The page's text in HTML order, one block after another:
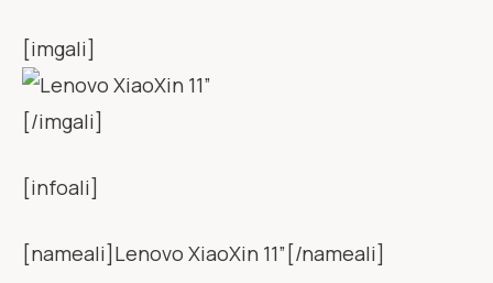
[imgali]
[/imgali]
[infoali]
[nameali]Lenovo XiaoXin 11”[/nameali]